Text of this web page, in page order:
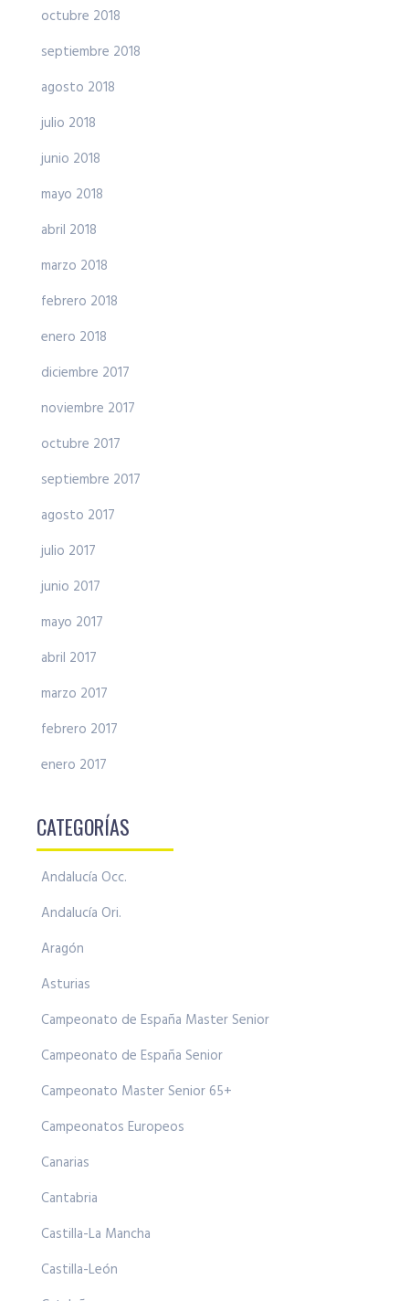
octubre 2018
septiembre 2018
agosto 2018
julio 2018
junio 2018
mayo 2018
abril 2018
marzo 2018
febrero 2018
enero 2018
diciembre 2017
noviembre 2017
octubre 2017
septiembre 2017
agosto 2017
julio 2017
junio 2017
mayo 2017
abril 2017
marzo 2017
febrero 2017
enero 2017
CATEGORÍAS
Andalucía Occ.
Andalucía Ori.
Aragón
Asturias
Campeonato de España Master Senior
Campeonato de España Senior
Campeonato Master Senior 65+
Campeonatos Europeos
Canarias
Cantabria
Castilla-La Mancha
Castilla-León